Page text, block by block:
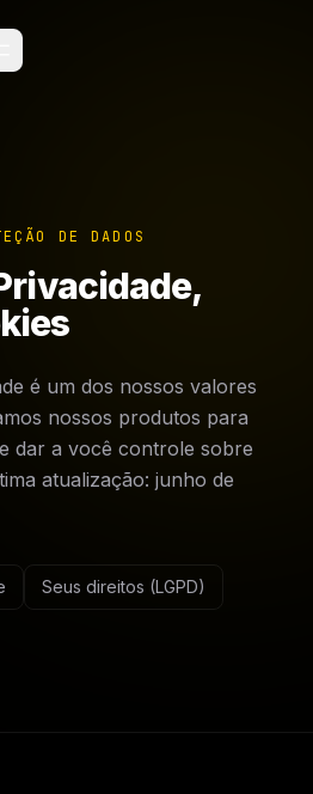
DE DADOS
é um dos nossos valores
nossos produtos para
dar a você controle sobre
atualização: junho de
Seus direitos (LGPD)